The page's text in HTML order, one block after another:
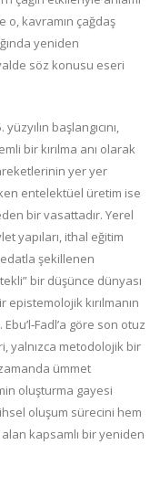
o, kavramın çağdaş
yeniden
söz konusu eseri
başlangıcını,
bir kırılma anı olarak
yer yer
entelektüel üretim ise
bir vasattadır. Yerel
yapıları, ithal eğitim
şekillenen
bir düşünce dünyası
kırılmanın
göre son otuz
yalnızca metodolojik bir
ümmet
oluşturma gayesi
oluşum sürecini hem
kapsamlı bir yeniden